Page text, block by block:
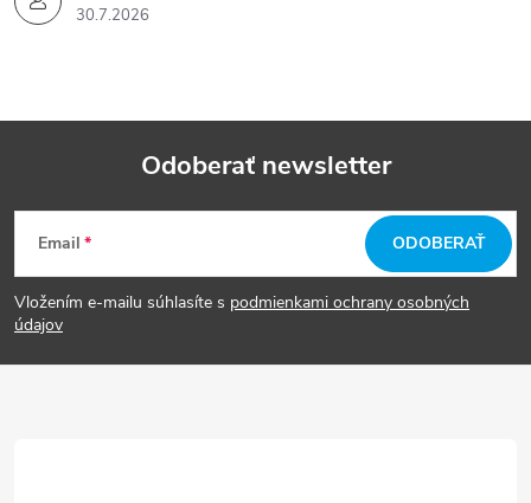
30.7.2026
Z
á
p
Odoberať newsletter
Email
Vložením e-mailu súhlasíte s podmienkami ochrany osobných
údajov
ODOBERAŤ